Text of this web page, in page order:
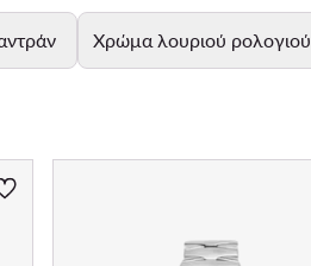
Χρώμα λουριού ρολογιού